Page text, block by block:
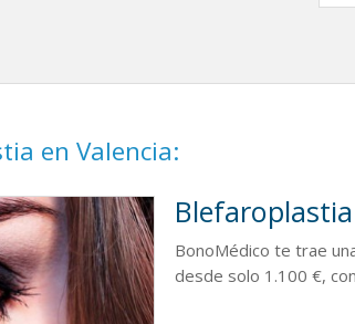
en Valencia:
BonoMédico te trae
desde solo 1.100 €,